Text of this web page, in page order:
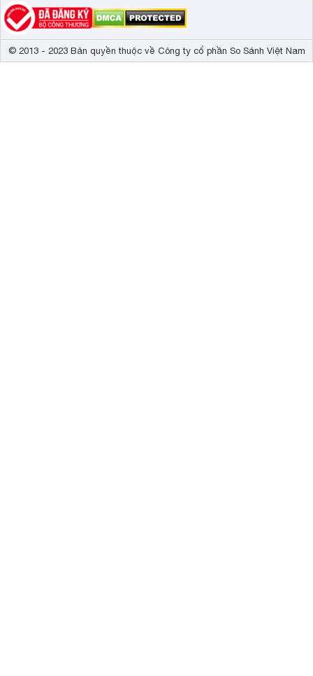
© 2013 - 2023 Bản quyền thuộc về Công ty cổ phần So Sánh Việt Nam